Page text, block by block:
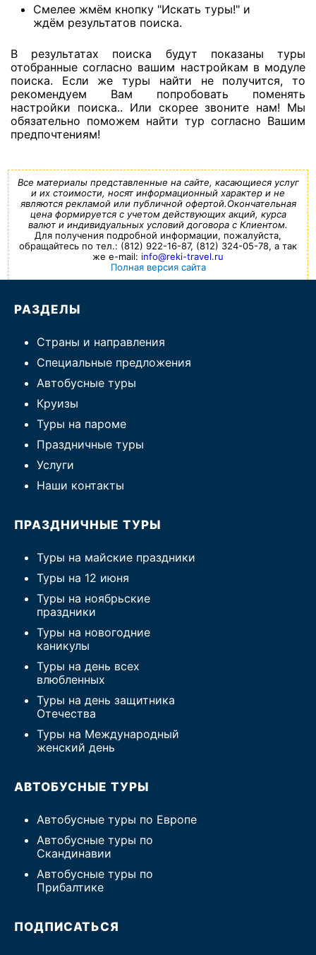
Смелее жмём кнопку "Искать туры!" и
ждём результатов поиска.
В результатах поиска будут показаны туры
отобранные согласно вашим настройкам в модуле
поиска. Если же туры найти не получится, то
рекомендуем Вам попробовать поменять
настройки поиска.. Или скорее звоните нам! Мы
обязательно поможем найти тур согласно Вашим
предпочтениям!
Все материалы представленные на сайте, касающиеся услуг
и их стоимости, носят информационный характер и не
являются рекламой или публичной офертой.Окончательная
цена формируется с учетом действующих акций, курса
валют и индивидуальных условий договора с Клиентом.
Для получения подробной информации, пожалуйста,
обращайтесь по тел.: (812) 922-16-87, (812) 324-05-78, а так
же e-mail: info@reki-travel.ru
Полная версия сайта
РАЗДЕЛЫ
Страны и направления
Специальные предложения
Автобусные туры
Круизы
Туры на пароме
Праздничные туры
Услуги
Наши контакты
ПРАЗДНИЧНЫЕ ТУРЫ
Туры на майские праздники
Туры на 12 июня
Туры на ноябрьские
праздники
Туры на новогодние
каникулы
Туры на день всех
влюбленных
Туры на день защитника
Отечества
Туры на Международный
женский день
АВТОБУСНЫЕ ТУРЫ
Автобусные туры по Европе
Автобусные туры по
Скандинавии
Автобусные туры по
Прибалтике
ПОДПИСАТЬСЯ